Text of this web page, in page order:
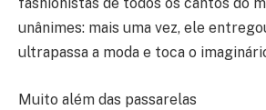
fashionistas de todos os cantos do
unânimes: mais uma vez, ele
ultrapassa a moda e toca o
Muito além das passarelas